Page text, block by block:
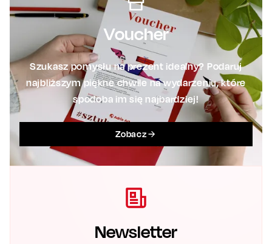
Voucher
Szukasz pomysłu na prezent idealny? Podaruj
najbliższym piękne chwile na wydarzeniu, które
spodoba im się najbardziej!
Zobacz
Newsletter